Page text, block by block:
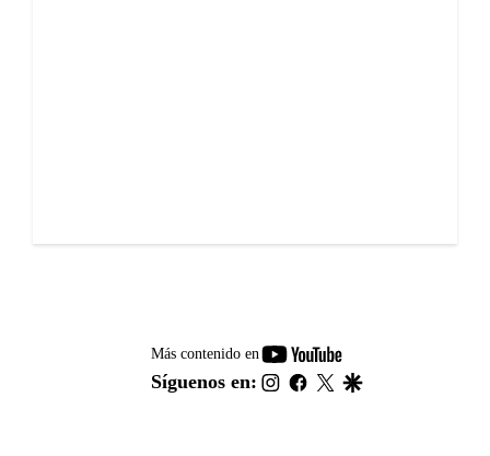
Más contenido en
youtube-
footer
Síguenos en: instagram
facebook
twitter